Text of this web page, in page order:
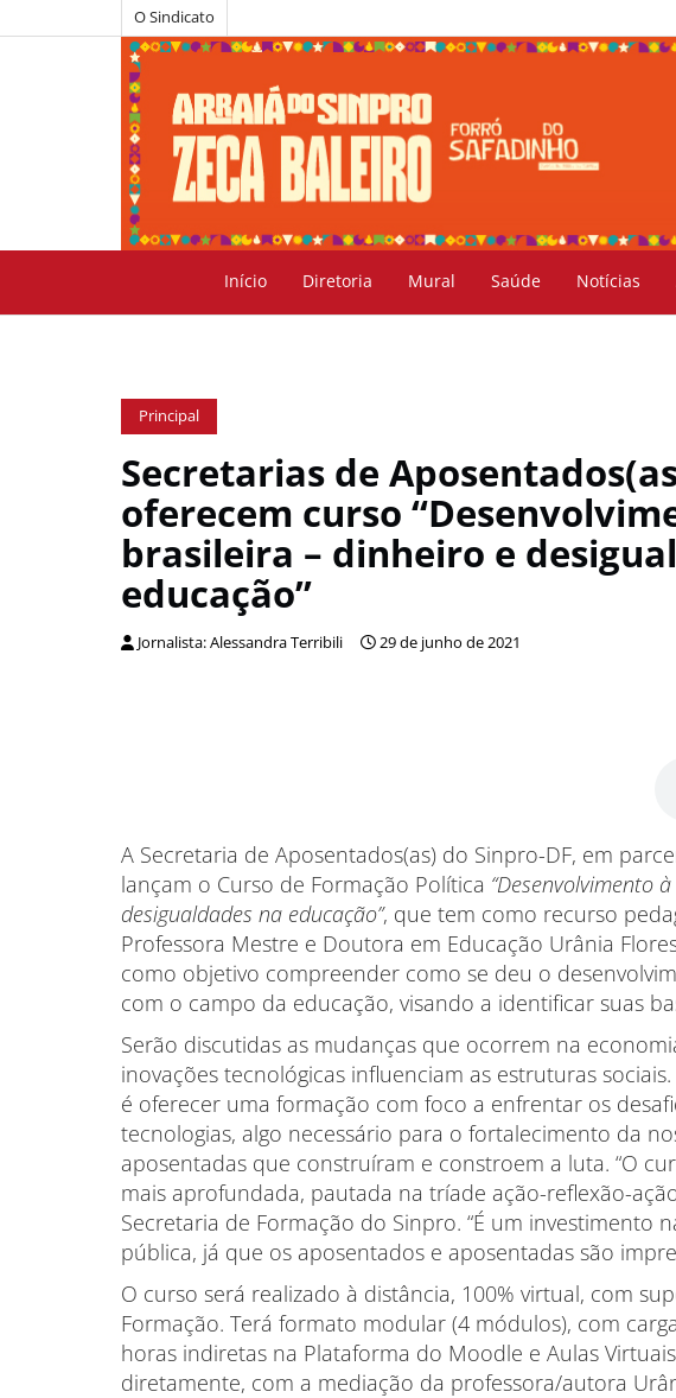
O Sindicato
Início Diretoria Mural Saúde Notícias
Principal
Secretarias de
oferecem curso
brasileira – dinheiro e
educação”
Jornalista: Alessandra Terribili 29 de junho de 2021
A Secretaria de Aposentados(as) do Sinpro-DF, em
lançam o Curso de Formação Política “Desenvolvimento
desigualdades na educação”, que tem como recurso
Professora Mestre e Doutora em Educação Urânia
como objetivo compreender como se deu o
com o campo da educação, visando a identificar suas
Serão discutidas as mudanças que ocorrem na
inovações tecnológicas influenciam as estruturas
é oferecer uma formação com foco a enfrentar os
tecnologias, algo necessário para o fortalecimento da
aposentadas que construíram e constroem a luta. “O
mais aprofundada, pautada na tríade ação-reflexão-
Secretaria de Formação do Sinpro. “É um investimento
pública, já que os aposentados e aposentadas são
O curso será realizado à distância, 100% virtual, com
Formação. Terá formato modular (4 módulos), com
horas indiretas na Plataforma do Moodle e Aulas
diretamente, com a mediação da professora/autora